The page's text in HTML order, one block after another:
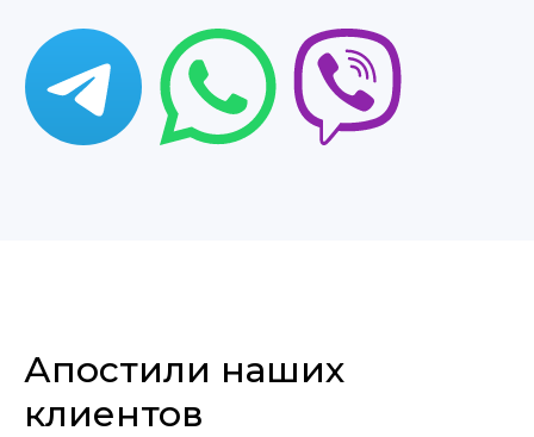
Апостили наших
клиентов
получения апостиля